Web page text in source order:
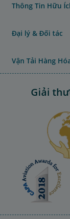
Thông Tin Hữu
Đại lý & Đối tác
Vận Tải Hàng
Giải